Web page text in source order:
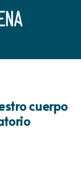
cuerpo